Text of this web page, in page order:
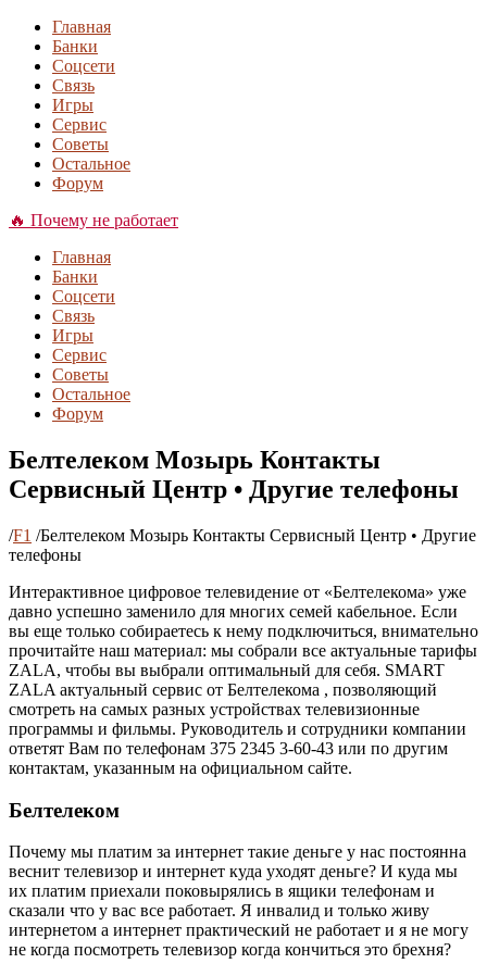
Главная
Банки
Соцсети
Связь
Игры
Сервис
Советы
Остальное
Форум
🔥 Почему не работает
Главная
Банки
Соцсети
Связь
Игры
Сервис
Советы
Остальное
Форум
Белтелеком Мозырь Контакты
Сервисный Центр • Другие телефоны
/F1 /Белтелеком Мозырь Контакты Сервисный Центр • Другие
телефоны
Интерактивное цифровое телевидение от «Белтелекома» уже
давно успешно заменило для многих семей кабельное. Если
вы еще только собираетесь к нему подключиться, внимательно
прочитайте наш материал: мы собрали все актуальные тарифы
ZALA, чтобы вы выбрали оптимальный для себя. SMART
ZALA актуальный сервис от Белтелекома , позволяющий
смотреть на самых разных устройствах телевизионные
программы и фильмы. Руководитель и сотрудники компании
ответят Вам по телефонам 375 2345 3-60-43 или по другим
контактам, указанным на официальном сайте.
Белтелеком
Почему мы платим за интернет такие деньге у нас постоянна
веснит телевизор и интернет куда уходят деньге? И куда мы
их платим приехали поковырялись в ящики телефонам и
сказали что у вас все работает. Я инвалид и только живу
интернетом а интернет практический не работает и я не могу
не когда посмотреть телевизор когда кончиться это брехня?